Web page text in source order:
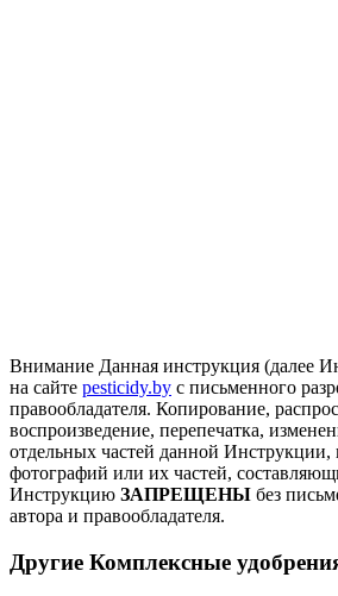
Внимание Данная инструкция (далее
на сайте pesticidy.by с письменного
правообладателя. Копирование,
воспроизведение, перепечатка,
отдельных частей данной Инструкции,
фотографий или их частей,
Инструкцию ЗАПРЕЩЕНЫ без
автора и правообладателя.
Другие Комплексные